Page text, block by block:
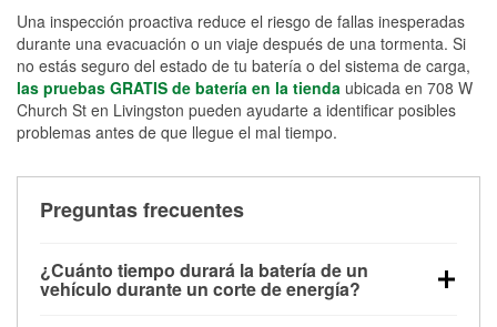
Una inspección proactiva reduce el riesgo de fallas inesperadas
durante una evacuación o un viaje después de una tormenta. Si
no estás seguro del estado de tu batería o del sistema de carga,
las pruebas GRATIS de batería en la tienda ubicada en 708 W
Church St en Livingston pueden ayudarte a identificar posibles
problemas antes de que llegue el mal tiempo.
Preguntas frecuentes
¿Cuánto tiempo durará la batería de un
vehículo durante un corte de energía?